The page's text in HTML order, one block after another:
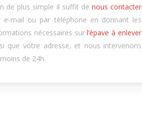
de plus simple il suffit de nous contacter
e-mail ou par téléphone en donnant les
nécessaires surl’épave à enlever
que votre adresse, et nous intervenons
de 24h.